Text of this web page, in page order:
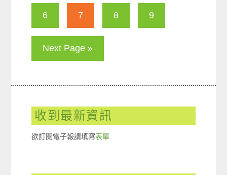
6 7 8 9
Next Page »
收到最新資訊
欲訂閱電子報請填寫表單